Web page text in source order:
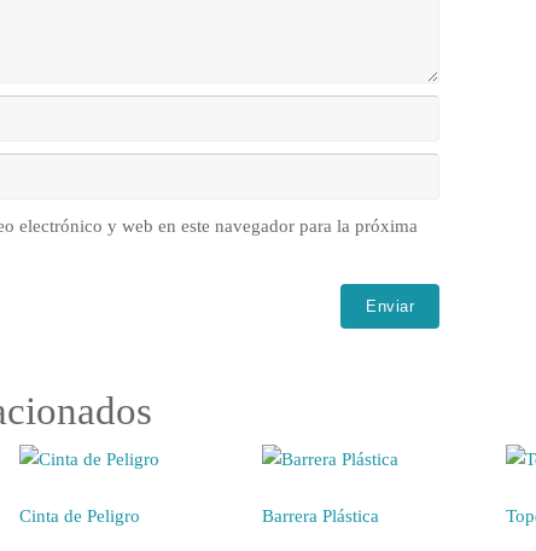
electrónico y web en este navegador para la próxima
Cinta de Peligro Barrera Plástica